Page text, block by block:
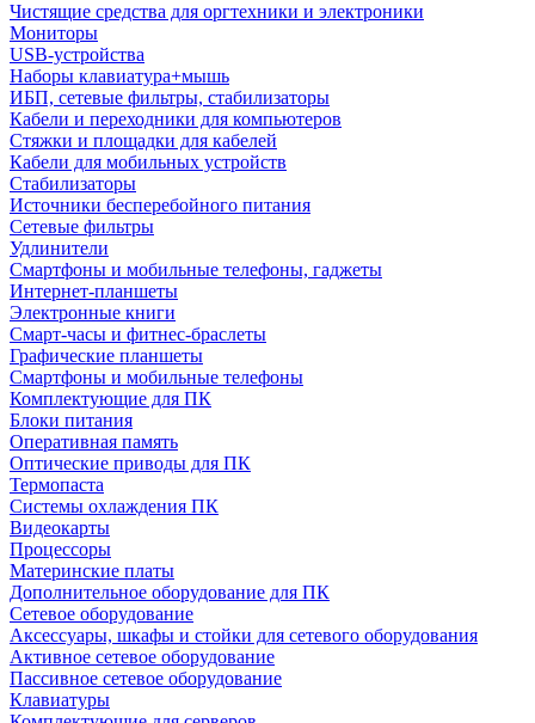
Чистящие средства для оргтехники и электроники
Мониторы
USB-устройства
Наборы клавиатура+мышь
ИБП, сетевые фильтры, стабилизаторы
Кабели и переходники для компьютеров
Стяжки и площадки для кабелей
Кабели для мобильных устройств
Стабилизаторы
Источники бесперебойного питания
Сетевые фильтры
Удлинители
Смартфоны и мобильные телефоны, гаджеты
Интернет-планшеты
Электронные книги
Смарт-часы и фитнес-браслеты
Графические планшеты
Смартфоны и мобильные телефоны
Комплектующие для ПК
Блоки питания
Оперативная память
Оптические приводы для ПК
Термопаста
Системы охлаждения ПК
Видеокарты
Процессоры
Материнские платы
Дополнительное оборудование для ПК
Сетевое оборудование
Аксессуары, шкафы и стойки для сетевого оборудования
Активное сетевое оборудование
Пассивное сетевое оборудование
Клавиатуры